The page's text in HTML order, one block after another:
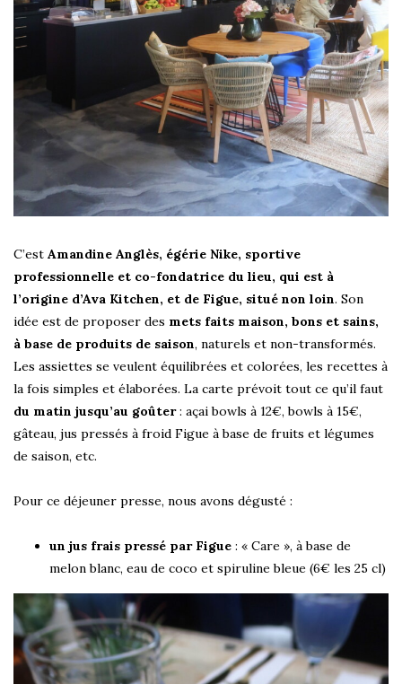
C’est Amandine Anglès, égérie Nike, sportive
professionnelle et co-fondatrice du lieu, qui est à
l’origine d’Ava Kitchen, et de Figue, situé non loin. Son
idée est de proposer des mets faits maison, bons et sains,
à base de produits de saison, naturels et non-transformés.
Les assiettes se veulent équilibrées et colorées, les recettes à
la fois simples et élaborées. La carte prévoit tout ce qu’il faut
du matin jusqu’au goûter: açai bowls à 12€, bowls à 15€,
gâteau, jus pressés à froid Figue à base de fruits et légumes
de saison, etc.
Pour ce déjeuner presse, nous avons dégusté :
un jus frais pressé par Figue : « Care », à base de
melon blanc, eau de coco et spiruline bleue (6€ les 25 cl)